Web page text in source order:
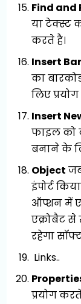
Find and
या टेक्स्ट
करते है।
Insert
का
लिए
Insert
फाइल को
बनाने के
Object
इंपोर्ट
ऑप्शन में
एक्रोबैट
रहेगा
Links..
प्रयोग